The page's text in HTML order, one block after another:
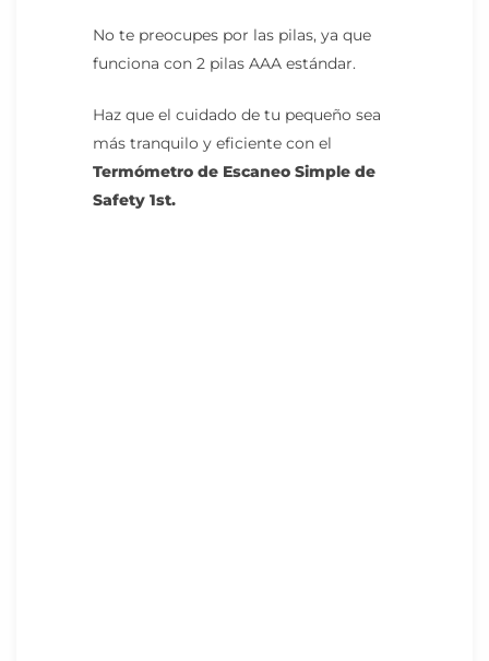
No te preocupes por las pilas, ya que
funciona con 2 pilas AAA estándar.
Haz que el cuidado de tu pequeño sea
más tranquilo y eficiente con el
Termómetro de Escaneo Simple de
Safety 1st.